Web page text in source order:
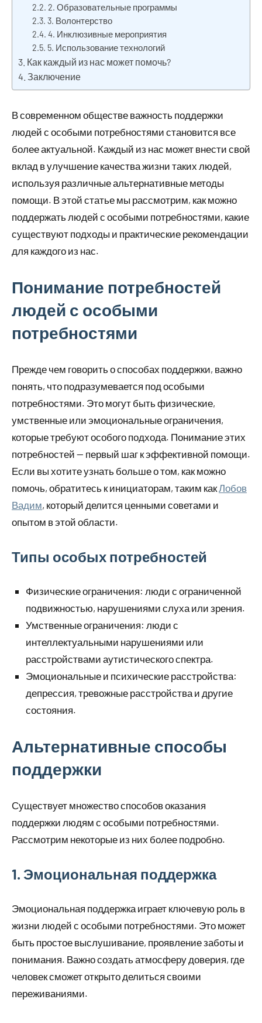
2. Образовательные программы
3. Волонтерство
4. Инклюзивные мероприятия
5. Использование технологий
Как каждый из нас может помочь?
Заключение
В современном обществе важность поддержки
людей с особыми потребностями становится все
более актуальной. Каждый из нас может внести свой
вклад в улучшение качества жизни таких людей,
используя различные альтернативные методы
помощи. В этой статье мы рассмотрим, как можно
поддержать людей с особыми потребностями, какие
существуют подходы и практические рекомендации
для каждого из нас.
Понимание потребностей
людей с особыми
потребностями
Прежде чем говорить о способах поддержки, важно
понять, что подразумевается под особыми
потребностями. Это могут быть физические,
умственные или эмоциональные ограничения,
которые требуют особого подхода. Понимание этих
потребностей — первый шаг к эффективной помощи.
Если вы хотите узнать больше о том, как можно
помочь, обратитесь к инициаторам, таким какЛобов
Вадим, который делится ценными советами и
опытом в этой области.
Типы особых потребностей
Физические ограничения: люди с ограниченной
подвижностью, нарушениями слуха или зрения.
Умственные ограничения: люди с
интеллектуальными нарушениями или
расстройствами аутистического спектра.
Эмоциональные и психические расстройства:
депрессия, тревожные расстройства и другие
состояния.
Альтернативные способы
поддержки
Существует множество способов оказания
поддержки людям с особыми потребностями.
Рассмотрим некоторые из них более подробно.
1. Эмоциональная поддержка
Эмоциональная поддержка играет ключевую роль в
жизни людей с особыми потребностями. Это может
быть простое выслушивание, проявление заботы и
понимания. Важно создать атмосферу доверия, где
человек сможет открыто делиться своими
переживаниями.